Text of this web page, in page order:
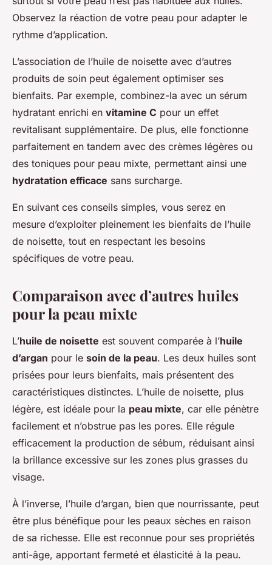
Observez la réaction de votre peau pour adapter le
rythme d’application.
L’association de l’huile de noisette avec d’autres
produits de soin peut également optimiser ses
bienfaits. Par exemple, combinez-la avec un sérum
hydratant enrichi en vitamine C pour un effet
revitalisant supplémentaire. De plus, elle fonctionne
parfaitement en tandem avec des crèmes légères ou
des toniques pour peau mixte, permettant ainsi une
hydratation efficace sans surcharge.
En suivant ces conseils simples, vous serez en
mesure d’exploiter pleinement les bienfaits de l’huile
de noisette, tout en respectant les besoins
spécifiques de votre peau.
Comparaison avec d’autres huiles
pour la peau mixte
L’huile de noisette est souvent comparée à l’huile
d’argan pour le soin de la peau. Les deux huiles sont
prisées pour leurs bienfaits, mais présentent des
caractéristiques distinctes. L’huile de noisette, plus
légère, est idéale pour la peau mixte, car elle pénètre
facilement et n’obstrue pas les pores. Elle régule
efficacement la production de sébum, réduisant ainsi
la brillance excessive sur les zones plus grasses du
visage.
À l’inverse, l’huile d’argan, bien que nourrissante, peut
être plus bénéfique pour les peaux sèches en raison
de sa richesse. Elle est reconnue pour ses propriétés
anti-âge, apportant fermeté et élasticité à la peau.